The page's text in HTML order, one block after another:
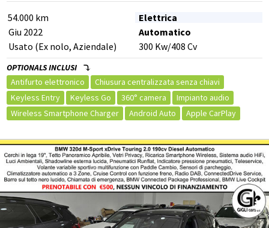
PRONTA CONSEGNA ELETTRICA
54.000 km
Elettrica
Giu 2022
Automatico
Usato (Ex nolo, Aziendale)
300 Kw/408 Cv
OPTIONALS INCLUSI
Antifurto elettronico
Chiusura centralizzata senza chiavi
Keyless Entry
Keyless Go 360° camera
Impianto audio
Wireless Smartphone Charger
Android Auto
Apple CarPlay
Blind spot monitor
Frenata di emergenza assistita